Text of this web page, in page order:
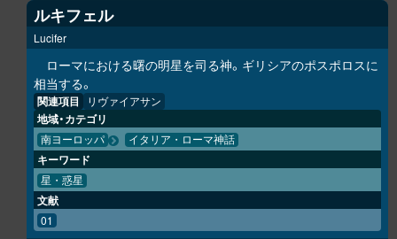
ルキフェル
Lucifer
ローマにおける曙の明星を司る神。ギリシアのポスポロスに
相当する。
関連項目 リヴァイアサン
地域・カテゴリ
南ヨーロッパ イタリア・ローマ神話
キーワード
星・惑星
文献
01